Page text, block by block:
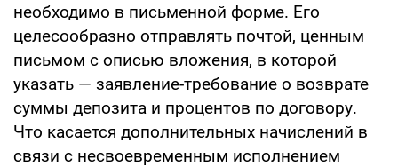
необходимо в письменной форме. Его
целесообразно отправлять почтой, ценным
письмом с описью вложения, в которой
указать — заявление-требование о возврате
суммы депозита и процентов по договору.
Что касается дополнительных начислений в
связи с несвоевременным исполнением